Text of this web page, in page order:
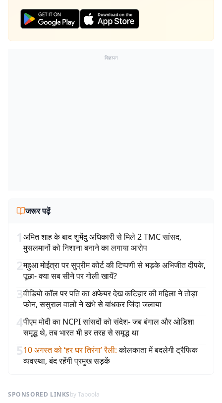
विज्ञापन
जरूर पढ़ें
1अमित शाह के बाद शुभेंदु अधिकारी से मिले 2 TMC सांसद,
मुसलमानों को निशाना बनाने का लगाया आरोप
2महुआ मोईत्रा पर सुप्रीम कोर्ट की टिप्पणी से भड़के अभिजीत दीपके,
पूछा- क्या सब सीने पर गोली खायें?
3वीडियो कॉल पर पति का अफेयर देख कटिहार की महिला ने तोड़ा
फोन, ससुराल वालों ने खंभे से बांधकर जिंदा जलाया
4पीएम मोदी का NCPI सांसदों को संदेश- जब बंगाल और ओडिशा
समृद्ध थे, तब भारत भी हर तरह से समृद्ध था
510 अगस्त को ‘हर घर तिरंगा’ रैली: कोलकाता में बदलेगी ट्रैफिक
व्यवस्था, बंद रहेंगी प्रमुख सड़कें
SPONSORED LINKSby Taboola